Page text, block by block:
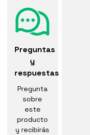
Preguntas
y
respuestas
Pregunta
sobre
este
producto
y recibirás